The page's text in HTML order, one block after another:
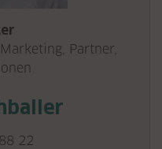
Partner,
22